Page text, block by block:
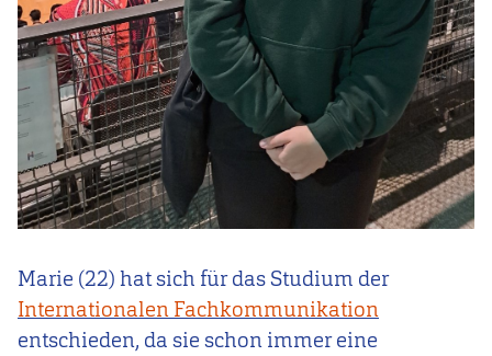
Marie (22) hat sich für das Studium der
Internationalen Fachkommunikation
entschieden, da sie schon immer eine